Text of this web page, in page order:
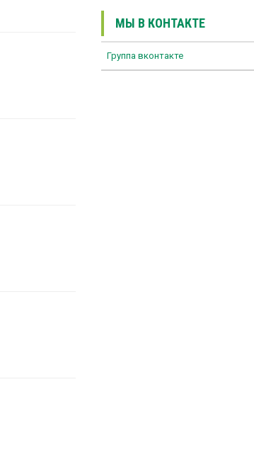
МЫ В КОНТАКТЕ
Группа вконтакте